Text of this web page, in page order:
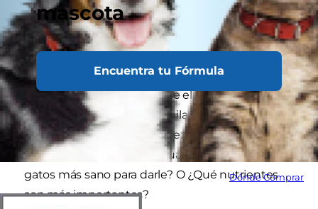
mascota
Encuentra tu Fórmula
Dónde Comprar
Traer a casa a un gato desde el albergue puede
evocar preocupaciones similares a las de traer a
un bebé del hospital. Empiezas a cuestionarte
sobre nutrición y gatos ¿Cuál es el alimento para
gatos más sano para darle? O ¿Qué nutrientes
son más importantes?